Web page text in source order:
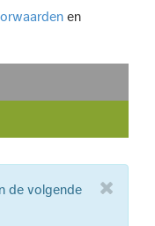
en
de volgende